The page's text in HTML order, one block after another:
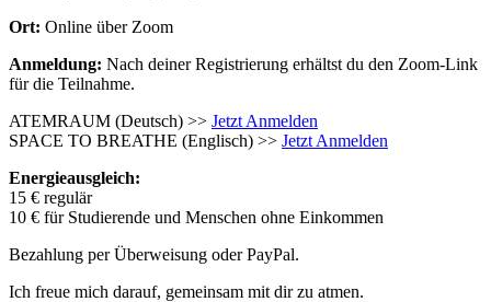
Ort: Online über Zoom
Anmeldung: Nach deiner Registrierung erhältst du den Zoom-Link
für die Teilnahme.
ATEMRAUM (Deutsch) >> Jetzt Anmelden
SPACE TO BREATHE (Englisch) >> Jetzt Anmelden
Energieausgleich:
15 € regulär
10 € für Studierende und Menschen ohne Einkommen
Bezahlung per Überweisung oder PayPal.
Ich freue mich darauf, gemeinsam mit dir zu atmen.